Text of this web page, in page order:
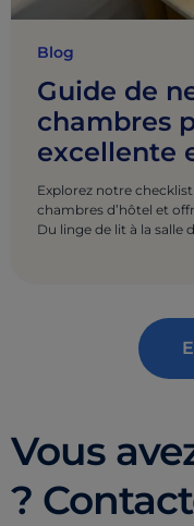
Blog
Guide de
chambres
excellente
Explorez notre
chambres d’hôtel et
Du linge de lit à la salle
Vous
?